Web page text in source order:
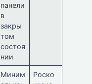
панели
в
закры
том
состоя
нии
Миним
Роско